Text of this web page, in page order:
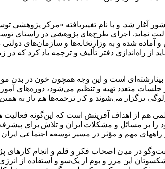
نماید. اجرای طرح‌های پژوهشی در راستای
شده و به وزارتخانه‌ها و سازمان‌های
راه‌اندازی دفتر تألیف و ترچمه یاد کرد که
است و این وجه همچون خون در بدن
متعدد تهیه و تنظیم می‌شود، دوره‌های
برگزار می‌شوند و کار ترجمه‌ها هم باز به
هم از اهداف آفرینش است که این‌گونه فعالیت
بر مسائل و مشکلات ایران و تلاش برای
مهم و مؤثر در مسیر توسعه اجتماعی
در میان اصحاب فکر و قلم و انجام
این مرز و بوم از یک‌سو و استفاده از